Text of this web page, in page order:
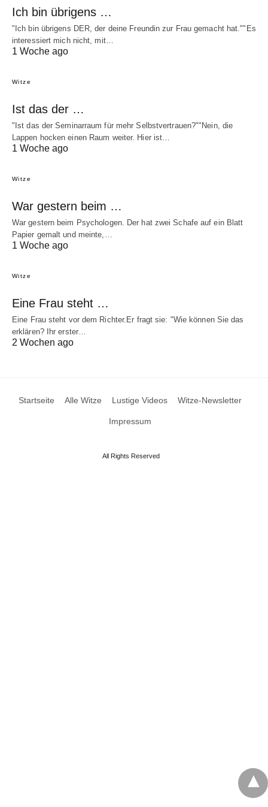
Ich bin übrigens …
"Ich bin übrigens DER, der deine Freundin zur Frau gemacht hat.""Es
interessiert mich nicht, mit…
1 Woche ago
Witze
Ist das der …
"Ist das der Seminarraum für mehr Selbstvertrauen?""Nein, die
Lappen hocken einen Raum weiter. Hier ist…
1 Woche ago
Witze
War gestern beim …
War gestern beim Psychologen. Der hat zwei Schafe auf ein Blatt
Papier gemalt und meinte,…
1 Woche ago
Witze
Eine Frau steht …
Eine Frau steht vor dem Richter.Er fragt sie: "Wie können Sie das
erklären? Ihr erster…
2 Wochen ago
Startseite Alle Witze Lustige Videos Witze-Newsletter
Impressum
All Rights Reserved